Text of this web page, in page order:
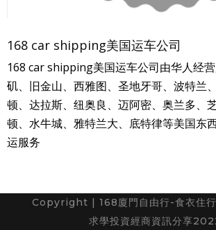
168 car shipping美国运车公司
168 car shipping美国运车公司由华人经
矶、旧金山、西雅图、圣地牙哥、波特兰
顿、达拉斯、纽奥良、迈阿密、奥兰多、
顿、水牛城、雅特兰大、底特律等美国东
运服务
Copyright | 168廈門自由行-食衣住行
求學投資經商資訊分享